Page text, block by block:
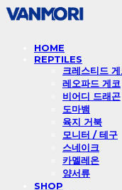
HOME
REPTILES
크레스티드 게
레오파드 게코
비어디 드래곤
도마뱀
육지 거북
모니터 / 테구
스네이크
카멜레온
양서류
SHOP